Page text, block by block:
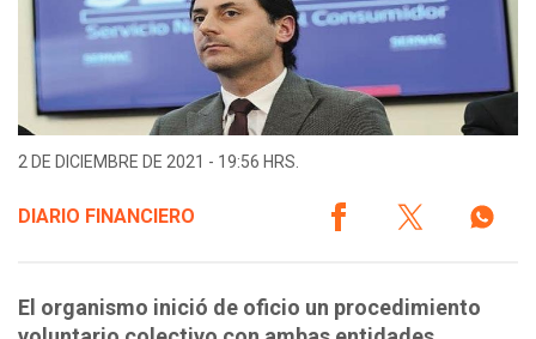
2 DE DICIEMBRE DE 2021 - 19:56 HRS.
DIARIO FINANCIERO
El organismo inició de oficio un procedimiento